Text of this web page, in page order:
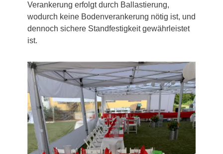
Verankerung erfolgt durch Ballastierung,
wodurch keine Bodenverankerung nötig ist, und
dennoch sichere Standfestigkeit gewährleistet
ist.